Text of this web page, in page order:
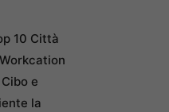
10 Città
e
la